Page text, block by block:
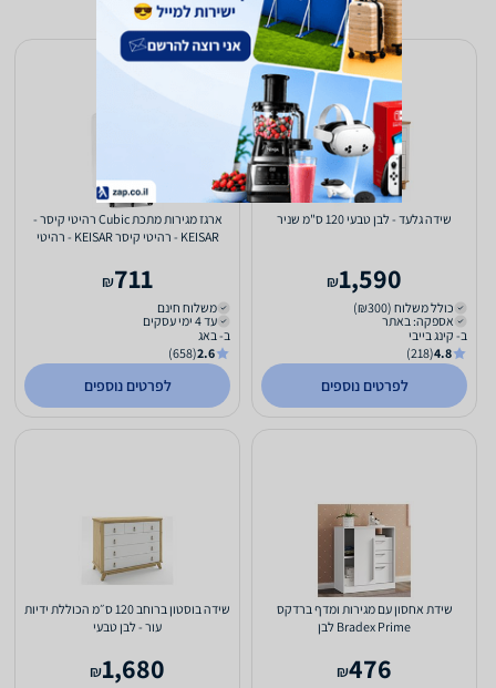
שידה גלעד - לבן טבעי 120 ס"מ שניר
1,590
₪
כולל משלוח (₪300)
אספקה: באתר
ב- קינג בייבי
4.8
(218)
לפרטים נוספים
ארגז מגירות מתכת Cubic רהיטי קיסר -
KEISAR - רהיטי קיסר KEISAR - רהיטי
711
₪
משלוח חינם
עד 4 ימי עסקים
ב- באג
2.6
(658)
לפרטים נוספים
שידת אחסון עם מגירות ומדף ברדקס
Bradex Prime לבן
476
₪
שידה בוסטון ברוחב 120 ס״מ הכוללת ידיות
עור - לבן טבעי
1,680
₪